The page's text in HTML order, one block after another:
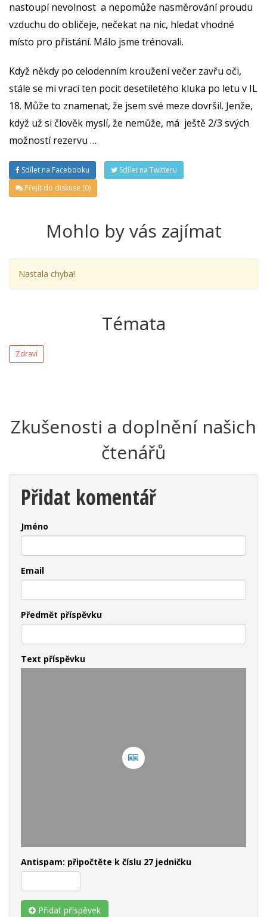
nastoupí nevolnost a nepomůže nasměrování proudu
vzduchu do obličeje, nečekat na nic, hledat vhodné
místo pro přistání. Málo jsme trénovali.
Když někdy po celodenním kroužení večer zavřu oči,
stále se mi vrací ten pocit desetiletého kluka po letu v IL
18. Může to znamenat, že jsem své meze dovršil. Jenže,
když už si člověk myslí, že nemůže, má ještě 2/3 svých
možností rezervu …
Sdílet na Facebooku
Sdílet na Twitteru
Přejít do diskuse (0)
Mohlo by vás zajímat
Nastala chyba!
Témata
Zdraví
Zkušenosti a doplnění našich
čtenářů
Přidat komentář
Jméno
Email
Předmět příspěvku
Text příspěvku
Antispam: připočtěte k číslu 27 jedničku
Přidat příspěvek